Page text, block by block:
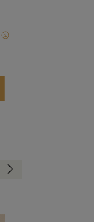
Előre